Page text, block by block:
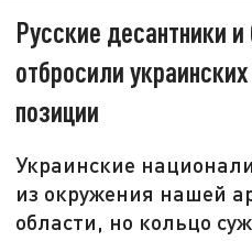
Русские десантники
отбросили
позиции
Украинские
из окружения нашей
области, но кольцо